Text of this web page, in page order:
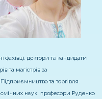
фахівці, доктори та кандидати
та магістрів за
та торгівля.
наук, професори Руденко